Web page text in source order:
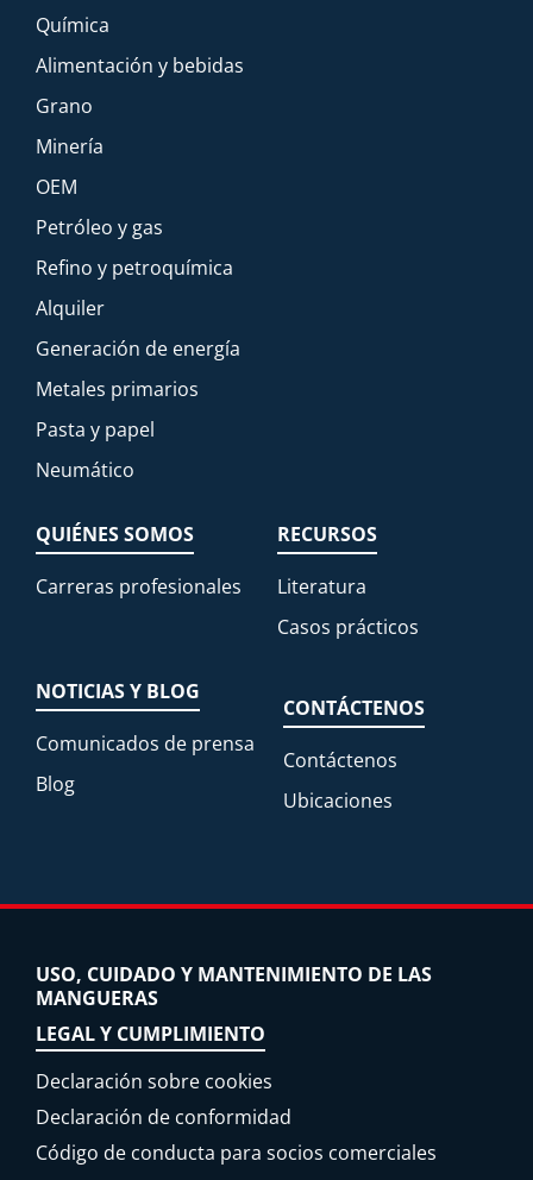
Química
Alimentación y bebidas
Grano
Minería
OEM
Petróleo y gas
Refino y petroquímica
Alquiler
Generación de energía
Metales primarios
Pasta y papel
Neumático
QUIÉNES SOMOS
Carreras profesionales
RECURSOS
Literatura
Casos prácticos
NOTICIAS Y BLOG
Comunicados de prensa
Blog
CONTÁCTENOS
Contáctenos
Ubicaciones
USO, CUIDADO Y MANTENIMIENTO DE LAS
MANGUERAS
LEGAL Y CUMPLIMIENTO
Declaración sobre cookies
Declaración de conformidad
Código de conducta para socios comerciales